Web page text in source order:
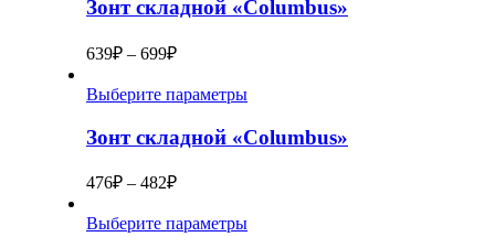
Зонт складной «Columbus»
639₽ – 699₽
Выберите параметры
Зонт складной «Columbus»
476₽ – 482₽
Выберите параметры